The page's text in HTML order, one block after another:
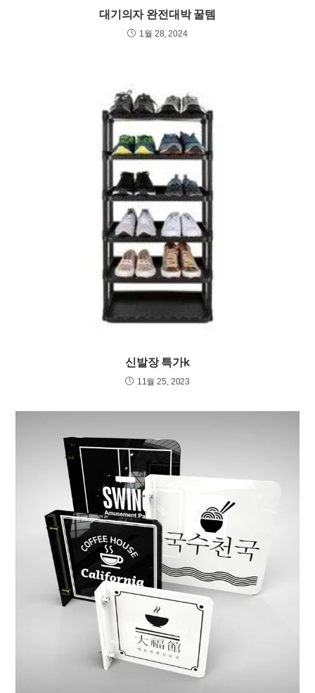
대기의자 완전대박 꿀템
1월 28, 2024
신발장 특가k
11월 25, 2023